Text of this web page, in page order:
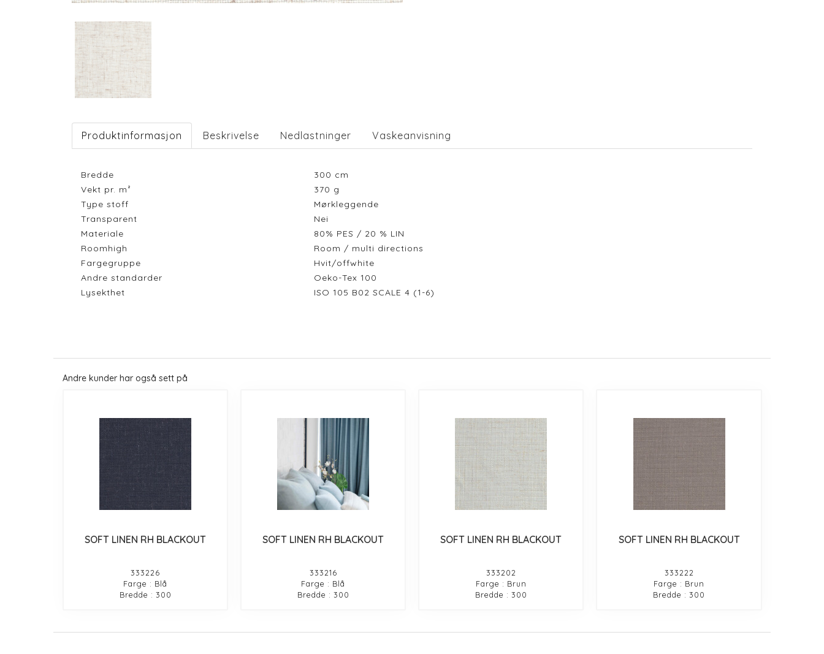
Produktinformasjon Beskrivelse Nedlastninger Vaskeanvisning
Bredde 300 cm
Vekt pr. m²
370 g
Type stoff
Mørkleggende
Transparent
Nei
Materiale
80% PES / 20 % LIN
Roomhigh
Room / multi directions
Fargegruppe
Hvit/offwhite
Andre standarder
Oeko-Tex 100
Lysekthet
ISO 105 B02 SCALE 4 (1-6)
Andre kunder har også sett på
SOFT LINEN RH BLACKOUT
333226
Farge : Blå
Bredde : 300
SOFT LINEN RH BLACKOUT
333216
Farge : Blå
Bredde : 300
SOFT LINEN RH BLACKOUT
333202
Farge : Brun
Bredde : 300
SOFT LINEN RH BLACKOUT
333222
Farge : Brun
Bredde : 300